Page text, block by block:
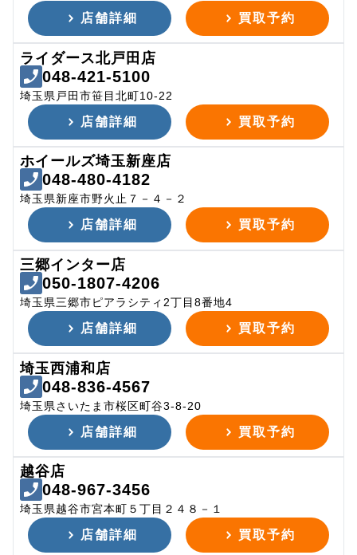
店舗詳細 買取予約
ライダース北戸田店
048-421-5100
埼玉県戸田市笹目北町10-22
店舗詳細 買取予約
ホイールズ埼玉新座店
048-480-4182
埼玉県新座市野火止７－４－２
店舗詳細 買取予約
三郷インター店
050-1807-4206
埼玉県三郷市ピアラシティ2丁目8番地4
店舗詳細 買取予約
埼玉西浦和店
048-836-4567
埼玉県さいたま市桜区町谷3-8-20
店舗詳細 買取予約
越谷店
048-967-3456
埼玉県越谷市宮本町５丁目２４８－１
店舗詳細 買取予約